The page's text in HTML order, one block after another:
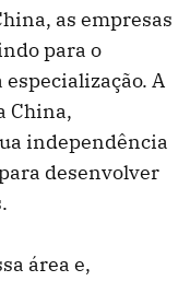
as empresas
para o
A
China,
independência
desenvolver
área e,